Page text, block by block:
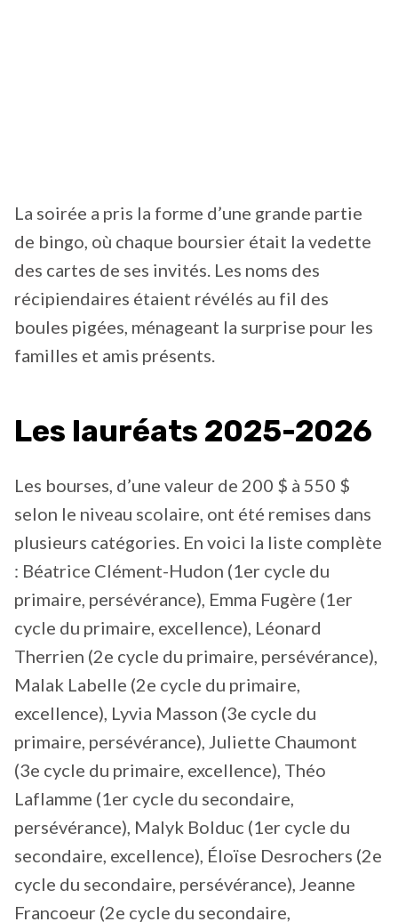
La soirée a pris la forme d’une grande partie
de bingo, où chaque boursier était la vedette
des cartes de ses invités. Les noms des
récipiendaires étaient révélés au fil des
boules pigées, ménageant la surprise pour les
familles et amis présents.
Les lauréats 2025-2026
Les bourses, d’une valeur de 200 $ à 550 $
selon le niveau scolaire, ont été remises dans
plusieurs catégories. En voici la liste complète
: Béatrice Clément-Hudon (1er cycle du
primaire, persévérance), Emma Fugère (1er
cycle du primaire, excellence), Léonard
Therrien (2e cycle du primaire, persévérance),
Malak Labelle (2e cycle du primaire,
excellence), Lyvia Masson (3e cycle du
primaire, persévérance), Juliette Chaumont
(3e cycle du primaire, excellence), Théo
Laflamme (1er cycle du secondaire,
persévérance), Malyk Bolduc (1er cycle du
secondaire, excellence), Éloïse Desrochers (2e
cycle du secondaire, persévérance), Jeanne
Francoeur (2e cycle du secondaire,